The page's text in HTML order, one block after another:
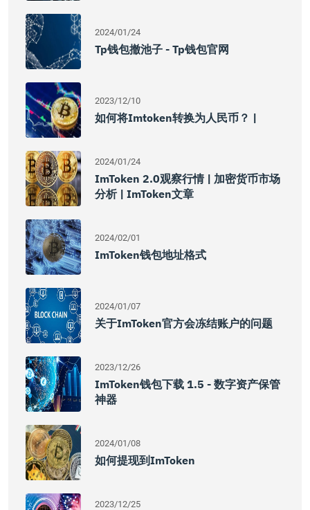
2024/01/24
Tp钱包撤池子 - Tp钱包官网
2023/12/10
如何将imtoken转换为人民币？ |
2024/01/24
ImToken 2.0观察行情 | 加密货币市场
分析 | ImToken文章
2024/02/01
ImToken钱包地址格式
2024/01/07
关于imToken官方会冻结账户的问题
2023/12/26
ImToken钱包下载 1.5 - 数字资产保管
神器
2024/01/08
如何提现到imToken
2023/12/25